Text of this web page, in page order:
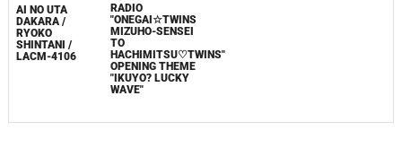
AI NO UTA
DAKARA /
RYOKO
SHINTANI /
LACM-4106
RADIO
"ONEGAI☆TWINS
MIZUHO-SENSEI
TO
HACHIMITSU♡TWINS"
OPENING THEME
"IKUYO? LUCKY
WAVE"